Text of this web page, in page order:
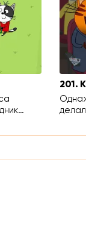
201.